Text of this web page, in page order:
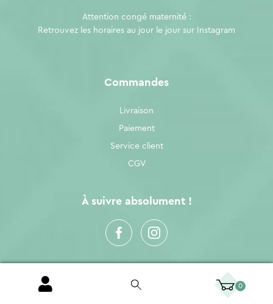
Commandes
Livraison
Paiement
Service client
CGV
À suivre absolument !
Attention congé maternité :
Retrouvez les horaires au jour le jour sur
Instagram
0